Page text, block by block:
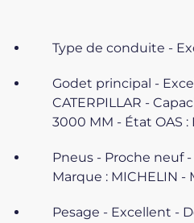
Type de conduite -
Godet principal -
CATERPILLAR -
3000 MM - État OAS :
Pneus - Proche neuf -
Marque : MICHELIN -
Pesage - Excellent -